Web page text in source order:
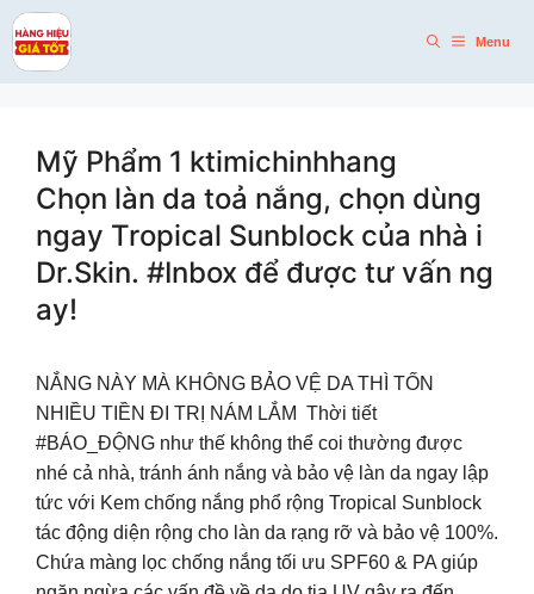
Skip
to
content
Menu
Mỹ Phẩm 1 ktimichinhhang
Chọn làn da toả nắng, chọn dùng
ngay Tropical Sunblock của nhà i
Dr.Skin. #Inbox để được tư vấn ng
ay!
NẮNG NÀY MÀ KHÔNG BẢO VỆ DA THÌ TỐN
NHIỀU TIỀN ĐI TRỊ NÁM LẮM Thời tiết
#BÁO_ĐỘNG như thế không thể coi thường được
nhé cả nhà, tránh ánh nắng và bảo vệ làn da ngay lập
tức với Kem chống nắng phổ rộng Tropical Sunblock
tác động diện rộng cho làn da rạng rỡ và bảo vệ 100%.
Chứa màng lọc chống nắng tối ưu SPF60 & PA giúp